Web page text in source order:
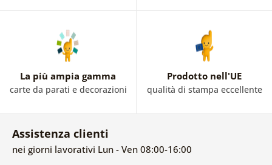
La più ampia gamma
carte da parati e decorazioni
Prodotto nell'UE
qualità di stampa eccellente
Assistenza clienti
nei giorni lavorativi Lun - Ven 08:00-16:00